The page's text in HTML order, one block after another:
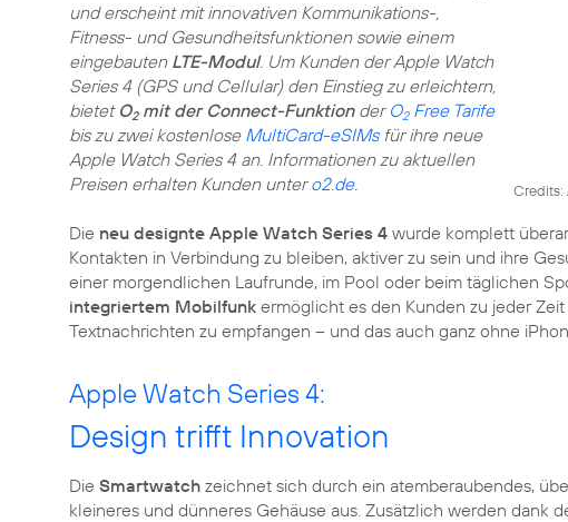
Credits:
und erscheint mit innovativen Kommunikations-,
Fitness- und Gesundheitsfunktionen sowie einem
eingebauten LTE-Modul. Um Kunden der Apple Watch
Series 4 (GPS und Cellular) den Einstieg zu erleichtern,
bietet O2mit der Connect-Funktionder O2Free Tarife
bis zu zwei kostenlose MultiCard-eSIMsfür ihre neue
Apple Watch Series 4 an. Informationen zu aktuellen
Preisen erhalten Kunden untero2.de.
Die neu designte Apple Watch Series 4 wurde komplett
Kontakten in Verbindung zu bleiben, aktiver zu sein und ihre
einer morgendlichen Laufrunde, im Pool oder beim täglichen
integriertem Mobilfunk ermöglicht es den Kunden zu jeder
Textnachrichten zu empfangen – und das auch ganz ohne
Apple Watch Series 4:
Design trifft Innovation
Die Smartwatch zeichnet sich durch ein atemberaubendes,
kleineres und dünneres Gehäuse aus. Zusätzlich werden dank